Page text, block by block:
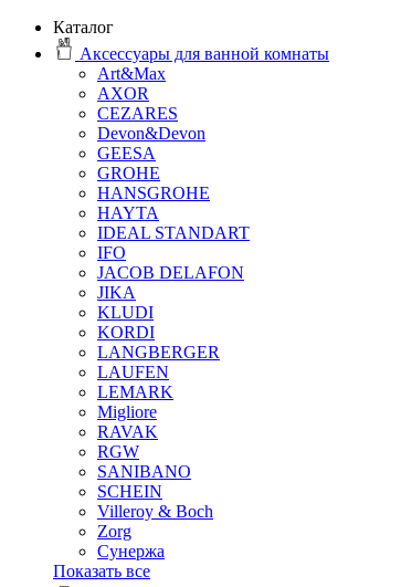
Каталог
Аксессуары для ванной комнаты
Art&Max
AXOR
CEZARES
Devon&Devon
GEESA
GROHE
HANSGROHE
HAYTA
IDEAL STANDART
IFO
JACOB DELAFON
JIKA
KLUDI
KORDI
LANGBERGER
LAUFEN
LEMARK
Migliore
RAVAK
RGW
SANIBANO
SCHEIN
Villeroy & Boch
Zorg
Сунержа
Показать все